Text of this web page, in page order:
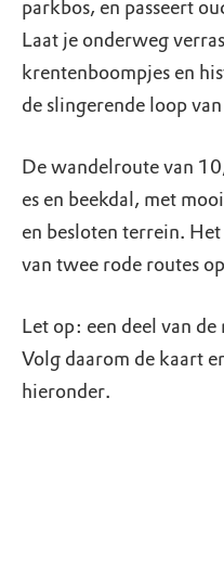
parkbos, en passeert
Laat je onderweg
krentenboompjes en
de slingerende loop
De wandelroute van
es en beekdal, met
en besloten terrein.
van twee rode routes
Let op: een deel van
Volg daarom de kaart
hieronder.